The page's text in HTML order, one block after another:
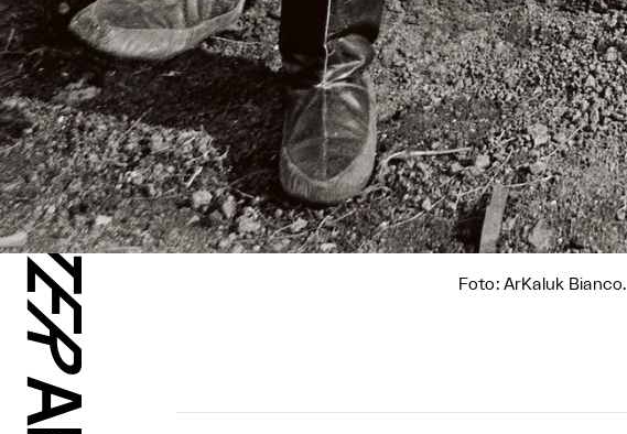
Foto: ArKaluk Bianco.